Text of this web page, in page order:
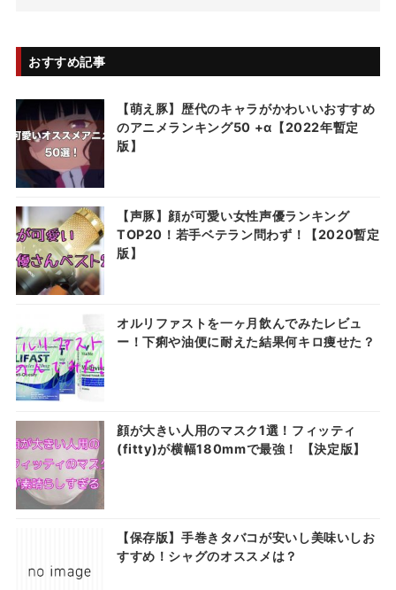
おすすめ記事
【萌え豚】歴代のキャラがかわいいおすすめ
のアニメランキング50 +α【2022年暫定
版】
【声豚】顔が可愛い女性声優ランキング
TOP20！若手ベテラン問わず！【2020暫定
版】
オルリファストを一ヶ月飲んでみたレビュ
ー！下痢や油便に耐えた結果何キロ痩せた？
顔が大きい人用のマスク1選！フィッティ
(fitty)が横幅180mmで最強！ 【決定版】
【保存版】手巻きタバコが安いし美味いしお
すすめ！シャグのオススメは？